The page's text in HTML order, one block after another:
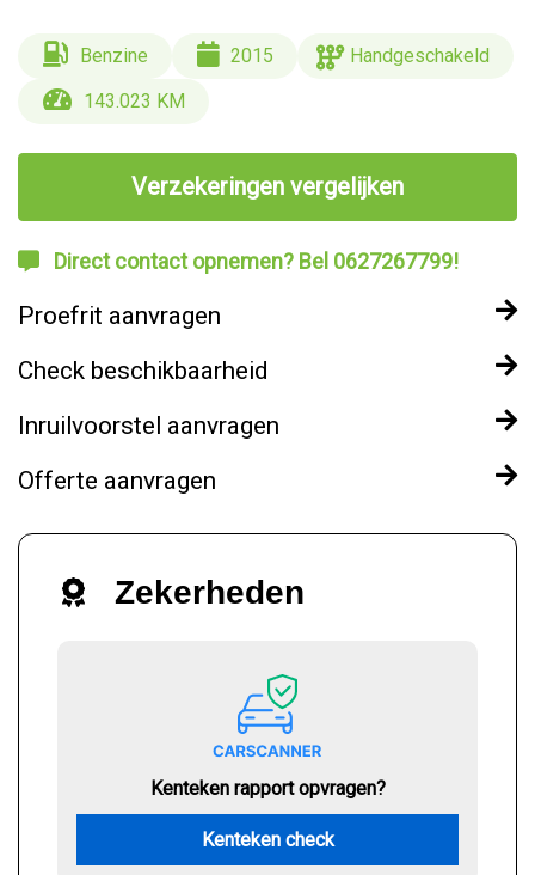
Benzine 2015
Handgeschakeld
143.023 KM
Verzekeringen vergelijken
Direct contact opnemen? Bel 0627267799!
Proefrit aanvragen
Check beschikbaarheid
Inruilvoorstel aanvragen
Offerte aanvragen
Zekerheden
Kenteken rapport opvragen?
Kenteken check